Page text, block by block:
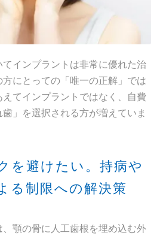
インプラントは非常に優れた治
にとっての「唯一の正解」では
てインプラントではなく、自費
」を選択される方が増えていま
を避けたい。持病や
る制限への解決策
顎の骨に人工歯根を埋め込む外